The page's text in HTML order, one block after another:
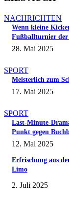
NACHRICHTEN
Wenn kleine
Fußballturnier der
28. Mai 2025
SPORT
Meisterlich zum
17. Mai 2025
SPORT
Last-Minute-
Punkt gegen
12. Mai 2025
Erfrischung aus
Limo
2. Juli 2025